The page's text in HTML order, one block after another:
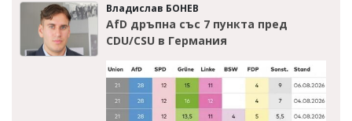
Владислав БОНЕВ
AfD дръпна със 7 пункта пред
CDU/CSU в Германия